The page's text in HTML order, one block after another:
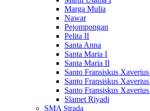
Marga Mulia
Nawar
Pejompongan
Pelita II
Santa Anna
Santa Maria I
Santa Maria II
Santo Fransiskus
Santo Fransiskus
Santo Fransiskus
Slamet Riyadi
SMA Strada